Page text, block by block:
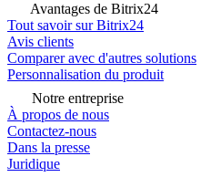
Avantages de Bitrix24
Tout savoir sur Bitrix24
Avis clients
Comparer avec d'autres solutions
Personnalisation du produit
Notre entreprise
À propos de nous
Contactez-nous
Dans la presse
Juridique